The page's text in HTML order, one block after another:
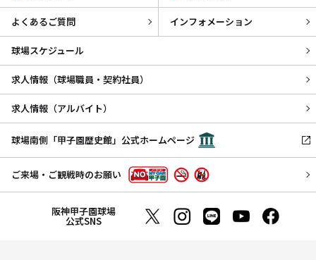
よくあるご質問 インフォメーション
球場スケジュール
求人情報（球場職員・契約社員）
求人情報（アルバイト）
球場南側「甲子園歴史館」公式ホームページ
ご来場・ご観戦時のお願い
阪神甲子園球場
公式SNS